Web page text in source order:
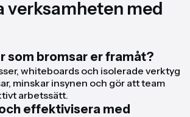
verksamheten med
som bromsar er framåt?
whiteboards och isolerade verktyg
minskar insynen och gör att team
arbetssätt.
effektivisera med